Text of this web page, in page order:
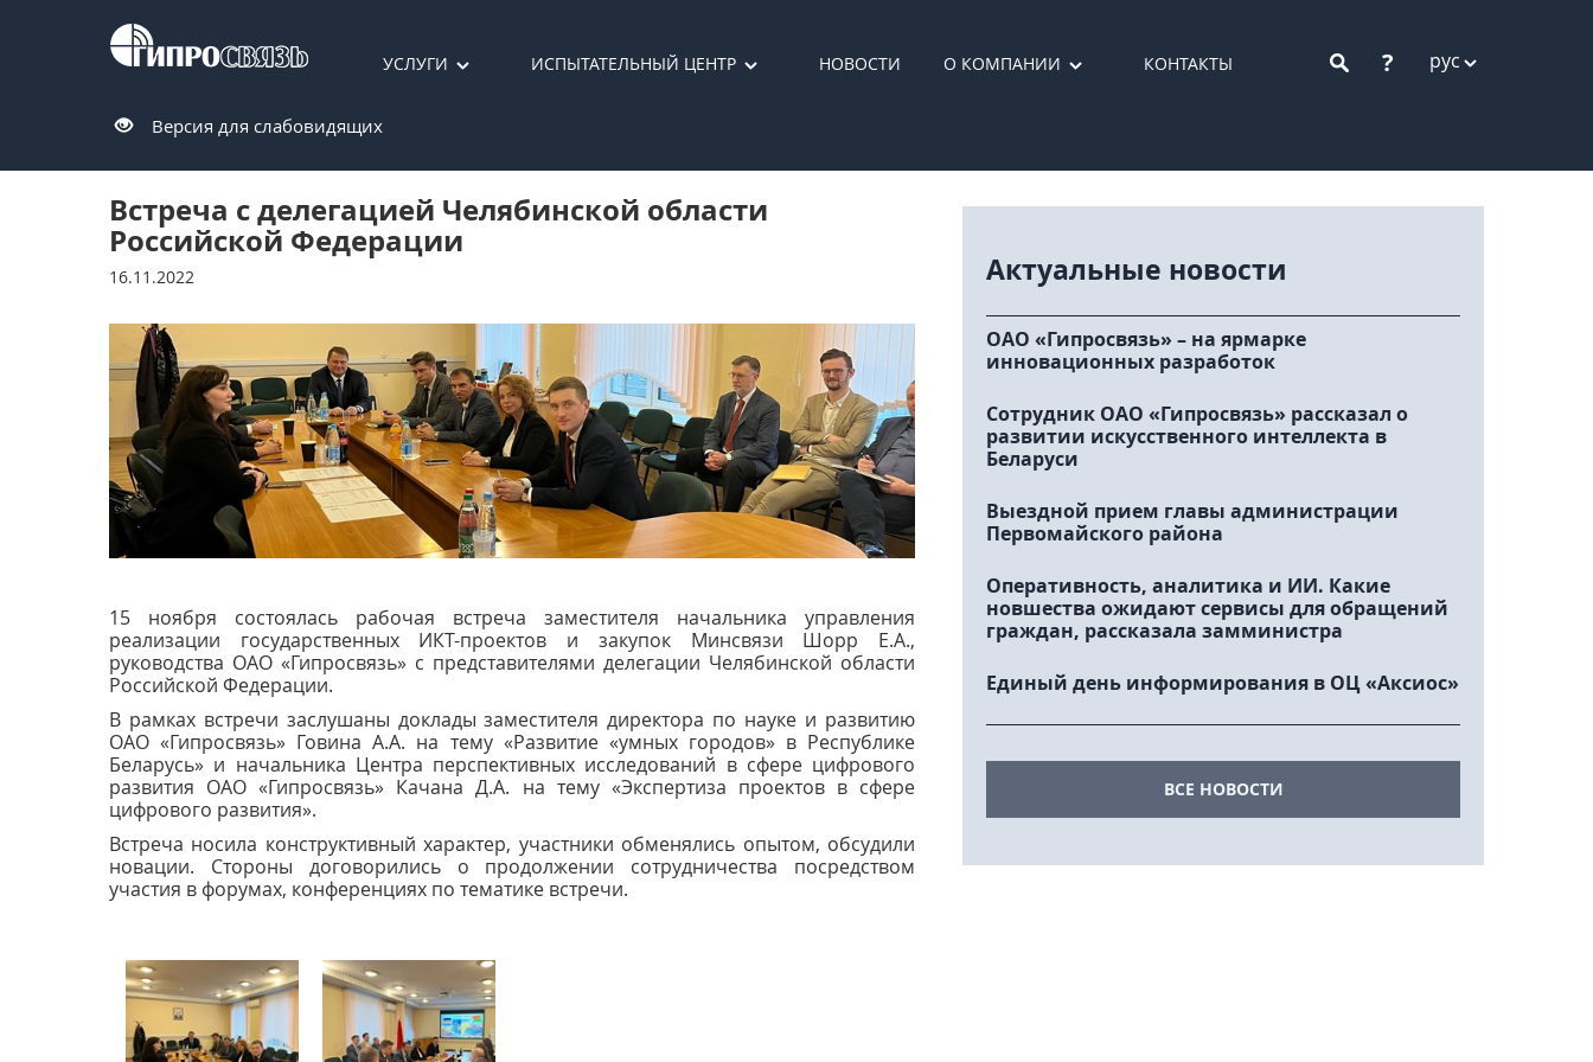
УСЛУГИ ИСПЫТАТЕЛЬНЫЙ ЦЕНТР НОВОСТИ О КОМПАНИИ КОНТАКТЫ ? рус
Версия для слабовидящих
Встреча с делегацией Челябинской области
Российской Федерации
16.11.2022
15 ноября состоялась рабочая встреча заместителя начальника управления
реализации государственных ИКТ-проектов и закупок Минсвязи Шорр Е.А.,
руководства ОАО «Гипросвязь» с представителями делегации Челябинской области
Российской Федерации.
В рамках встречи заслушаны доклады заместителя директора по науке и развитию
ОАО «Гипросвязь» Говина А.А. на тему «Развитие «умных городов» в Республике
Беларусь» и начальника Центра перспективных исследований в сфере цифрового
развития ОАО «Гипросвязь» Качана Д.А. на тему «Экспертиза проектов в сфере
цифрового развития».
Встреча носила конструктивный характер, участники обменялись опытом, обсудили
новации. Стороны договорились о продолжении сотрудничества посредством
участия в форумах, конференциях по тематике встречи.
Актуальные новости
ОАО «Гипросвязь» – на ярмарке
инновационных разработок
Сотрудник ОАО «Гипросвязь» рассказал о
развитии искусственного интеллекта в
Беларуси
Выездной прием главы администрации
Первомайского района
Оперативность, аналитика и ИИ. Какие
новшества ожидают сервисы для обращений
граждан, рассказала замминистра
Единый день информирования в ОЦ «Аксиос»
ВСЕ НОВОСТИ